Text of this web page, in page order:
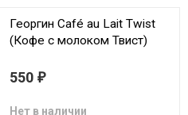
Георгин Café au Lait Twist
(Кофе с молоком Твист)
550 ₽
Нет в наличии